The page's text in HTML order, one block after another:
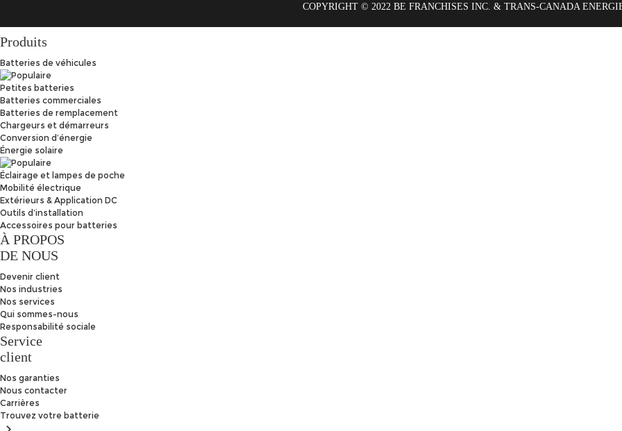
Produits
Batteries de véhicules
Petites batteries
Batteries commerciales
Batteries de remplacement
Chargeurs et démarreurs
Conversion d’énergie
Énergie solaire
Éclairage et lampes de poche
Mobilité électrique
Extérieurs & Application DC
Outils d’installation
Accessoires pour batteries
À PROPOS
DE NOUS
Devenir client
Nos industries
Nos services
Qui sommes-nous
Responsabilité sociale
Service
client
Nos garanties
Nous contacter
Carrières
Trouvez votre batterie
COPYRIGHT © 2022 BE FRANCHISES INC. & TRANS-CANADA